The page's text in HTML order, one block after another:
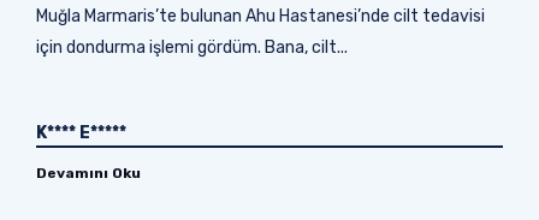
Muğla Marmaris’te bulunan Ahu Hastanesi’nde cilt tedavisi
için dondurma işlemi gördüm. Bana, cilt...
K**** E*****
Devamını Oku